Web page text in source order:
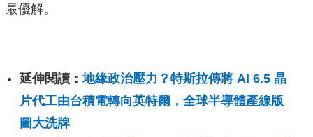
最優解。
延伸閱讀：地緣政治壓力？特斯拉傳將 AI 6.5 晶
片代工由台積電轉向英特爾，全球半導體產線版
圖大洗牌